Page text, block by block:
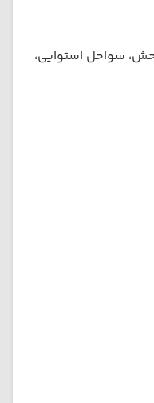
حیات وحش، سواحل استوایی،